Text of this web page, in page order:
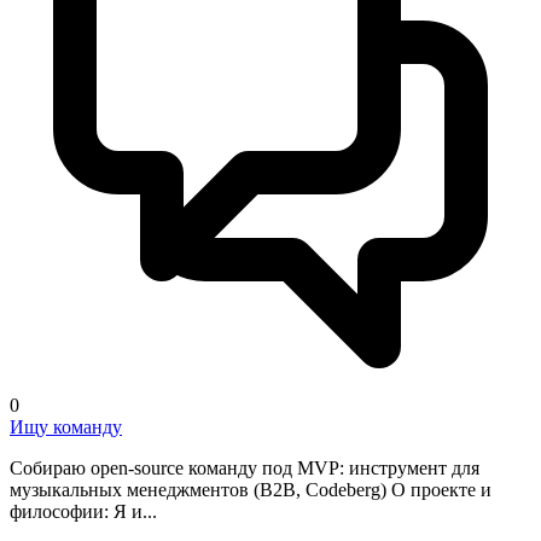
0
Ищу команду
Собираю open-source команду под MVP: инструмент для
музыкальных менеджментов (B2B, Codeberg) О проекте и
философии: Я и...